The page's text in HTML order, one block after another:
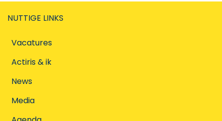
NUTTIGE LINKS
Vacatures
Actiris & ik
News
Media